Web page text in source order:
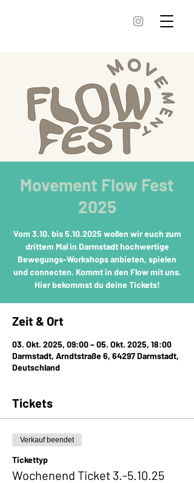
Movement Flow Fest
2025
Vom 3.10. bis 5.10.2025 wollen wir euch zum
drittem Mal in Darmstadt hochwertige
Bewegungs-Workshops anbieten, spielen
und connecten. Kommt in den Flow mit uns.
Hier bekommst du deine Tickets!
Zeit & Ort
03. Okt. 2025, 09:00 – 05. Okt. 2025, 18:00
Darmstadt, Arndtstraße 6, 64297 Darmstadt,
Deutschland
Tickets
Verkauf beendet
Tickettyp
Wochenend Ticket 3.-5.10.25